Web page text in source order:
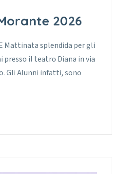
2026
Mattinata splendida per gli
presso il teatro Diana in via
Gli Alunni infatti, sono